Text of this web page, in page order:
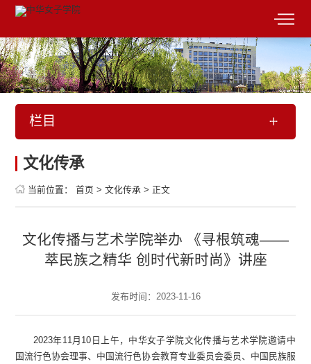
栏目
文化传承
当前位置： 首页 > 文化传承 > 正文
文化传播与艺术学院举办 《寻根筑魂——
萃民族之精华 创时代新时尚》讲座
发布时间：2023-11-16
2023年11月10日上午，中华女子学院文化传播与艺术学院邀请中
国流行色协会理事、中国流行色协会教育专业委员会委员、中国民族服